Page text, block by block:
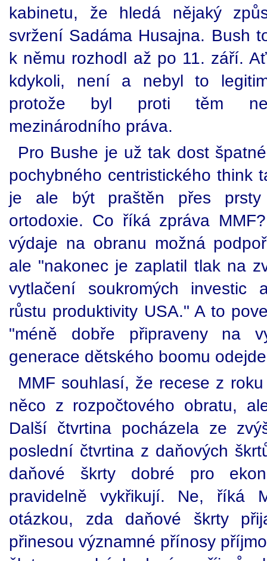
kabinetu, že hledá nějaký
svržení Sadáma Husajna. Bush
k němu rozhodl až po 11. září.
kdykoli, není a nebyl to
protože byl proti těm
mezinárodního práva.
Pro Bushe je už tak dost
pochybného centristického think
je ale být praštěn přes prsty
ortodoxie. Co říká zpráva
výdaje na obranu možná
ale "nakonec je zaplatil tlak na
vytlačení soukromých investic
růstu produktivity USA." A to
"méně dobře připraveny na
generace dětského boomu
MMF souhlasí, že recese z
něco z rozpočtového obratu,
Další čtvrtina pocházela ze
poslední čtvrtina z daňových
daňové škrty dobré pro
pravidelně vykřikují. Ne, říká
otázkou, zda daňové škrty
přinesou významné přínosy